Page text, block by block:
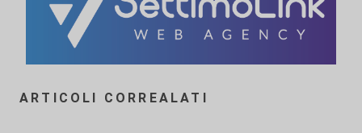
ARTICOLI CORREALATI